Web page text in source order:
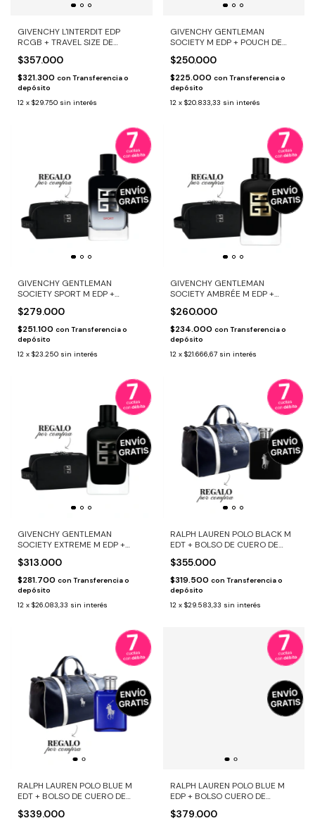
GIVENCHY L'INTERDIT EDP
RCGB + TRAVEL SIZE DE
$357.000
$321.300 con Transferencia o
depósito
12 x $29.750 sin interés
GIVENCHY GENTLEMAN
SOCIETY M EDP + POUCH DE
$250.000
$225.000 con Transferencia o
depósito
12 x $20.833,33 sin interés
GIVENCHY GENTLEMAN
SOCIETY SPORT M EDP +
$279.000
$251.100 con Transferencia o
depósito
12 x $23.250 sin interés
GIVENCHY GENTLEMAN
SOCIETY AMBRÉE M EDP +
$260.000
$234.000 con Transferencia o
depósito
12 x $21.666,67 sin interés
GIVENCHY GENTLEMAN
SOCIETY EXTREME M EDP +
$313.000
$281.700 con Transferencia o
depósito
12 x $26.083,33 sin interés
RALPH LAUREN POLO BLACK M
EDT + BOLSO DE CUERO DE
$355.000
$319.500 con Transferencia o
depósito
12 x $29.583,33 sin interés
RALPH LAUREN POLO BLUE M
EDT + BOLSO DE CUERO DE
$339.000
RALPH LAUREN POLO BLUE M
EDP + BOLSO CUERO DE
$379.000